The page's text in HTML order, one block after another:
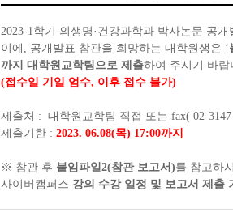
2023-1학기 의생명 · 건강과학과 박사논문 공개
이에 , 공개발표 참관을 희망하는 대학원생은 ‘
까지 대학원교학팀으로 제출하여 주시기 바랍
(접수일 기일 엄수, 이후 접수 불가)
제출처 : 대학원교학팀 직접 또는 fax( 02-
제출기한 : 2023. 06.08(목) 17:00까지
※ 참관 후 붙임파일2(참관 보고서 )를 참고하
사이버캠퍼스 강의 수강 일정 및 보고서 제출